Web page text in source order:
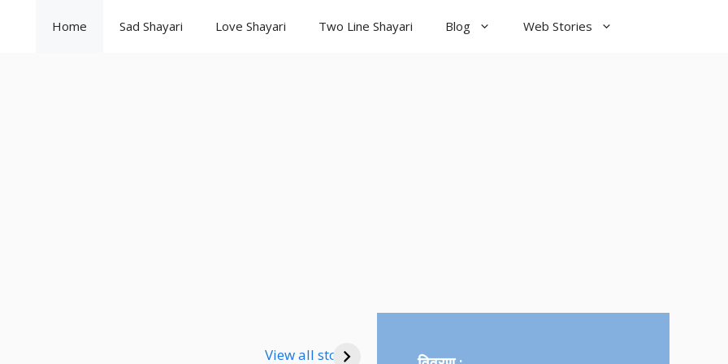
Home Sad Shayari Love Shayari Two Line Shayari Blog Web Stories
View all storiesShayari